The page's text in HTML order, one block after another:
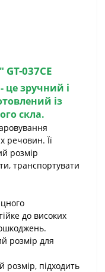
037CE
- це зручний і
із
скла.
речовин. Її
розмір
транспортувати
до високих
розмір для
розмір, підходить